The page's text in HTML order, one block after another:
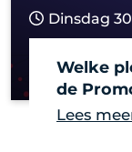
Dinsdag
Welke
de
Lees